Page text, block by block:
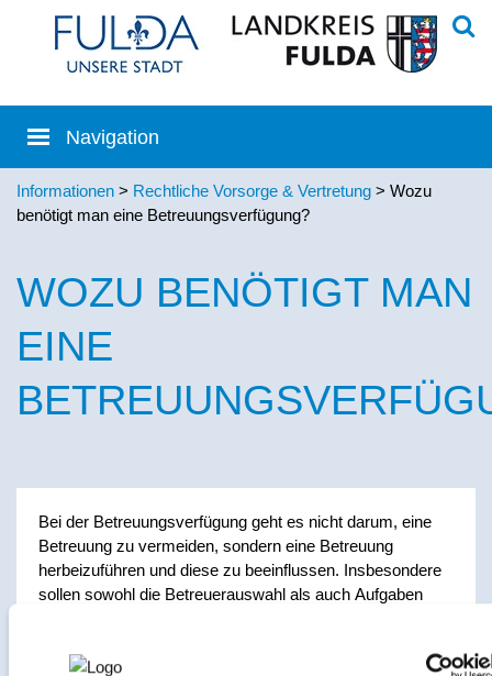
Informationen > Rechtliche Vorsorge & Vertretung > Wozu
benötigt man eine Betreuungsverfügung?
WOZU BENÖTIGT MAN
EINE
Bei der Betreuungsverfügung geht es nicht darum, eine
Betreuung zu vermeiden, sondern eine Betreuung
herbeizuführen und diese zu beeinflussen. Insbesondere
sollen sowohl die Betreuerauswahl als auch Aufgaben
Eine Betreuungsverfügung regelt: